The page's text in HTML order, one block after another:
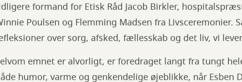
formand for Etisk Råd Jacob Birkler,
Poulsen og Flemming Madsen fra Livsceremonier.
over sorg, afsked, fællesskab og det liv, vi
emnet er alvorligt, er foredraget langt fra tungt
humor, varme og genkendelige øjeblikke, når Esben